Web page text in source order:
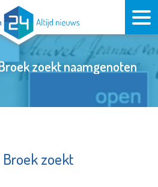
zoekt naamgenoten
Broek zoekt